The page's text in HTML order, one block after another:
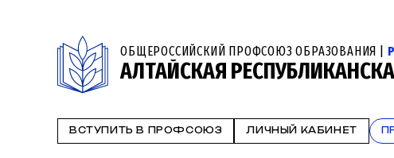
ОБЩЕРОССИЙСКИЙ ПРОФСОЮЗ ОБРАЗОВАНИЯ |
АЛТАЙСКАЯ
ВСТУПИТЬ В ПРОФСОЮЗ ЛИЧНЫЙ КАБИНЕТ